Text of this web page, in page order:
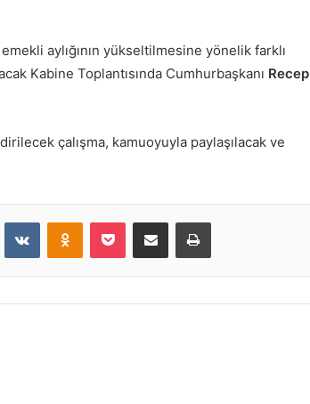
aylığının yükseltilmesine yönelik farklı
Kabine Toplantısında Cumhurbaşkanı Recep
çalışma, kamuoyuyla paylaşılacak ve
VKontakteOdnoklassniki
Pocket E-Posta ile paylaş Yazdır